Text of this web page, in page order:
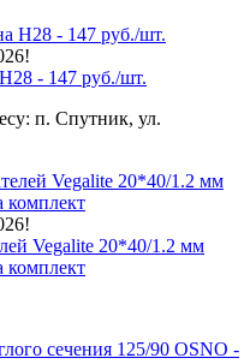
- 147 руб./шт.
п. Спутник, ул.
Vegalite 20*40/1.2 мм
комплект